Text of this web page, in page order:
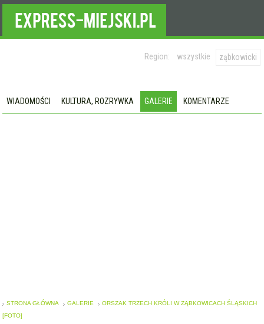
Region: wszystkie ząbkowicki
WIADOMOŚCI KULTURA, ROZRYWKA GALERIE KOMENTARZE
STRONA GŁÓWNA GALERIE
ORSZAK TRZECH KRÓLI W ZĄBKOWICACH ŚLĄSKICH
[FOTO]